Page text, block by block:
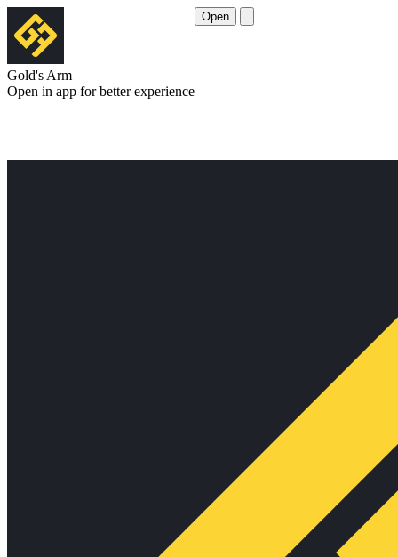
Gold's Arm
Open in app for better experience
Open